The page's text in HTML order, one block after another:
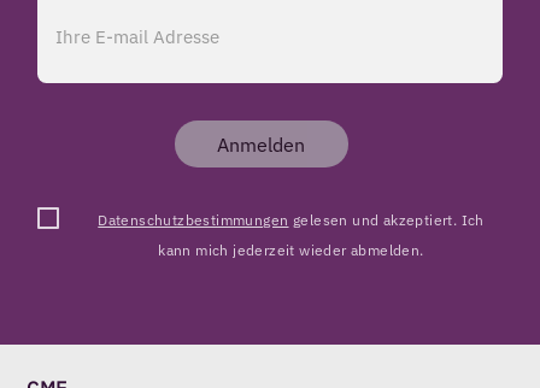
Anmelden
Datenschutzbestimmungen gelesen und akzeptiert. Ich
kann mich jederzeit wieder abmelden.